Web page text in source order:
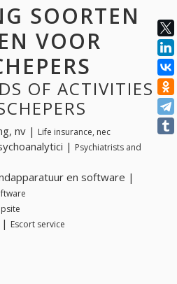
SOORTEN
VOOR
OF ACTIVITIES
nv | Life insurance, nec
| Psychiatrists and
en software |
Escort service